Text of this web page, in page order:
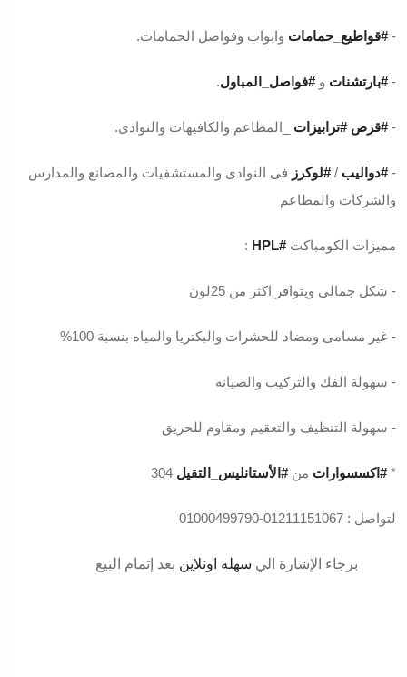
- #قواطيع_حمامات وابواب وفواصل الحمامات.
- #بارتشنات و #فواصل_المباول.
- #قرص #ترابيزات _المطاعم والكافيهات والنوادى.
- #دواليب / #لوكرز فى النوادى والمستشفيات والمصانع والمدارس
والشركات والمطاعم
مميزات الكومباكت #HPL
:
- شكل جمالى ويتوافر اكثر من 25لون
- غير مسامى ومضاد للحشرات والبكتريا والمياه بنسبة 100%
- سهولة الفك والتركيب والصيانه
- سهولة التنظيف والتعقيم ومقاوم للحريق
* #اكسسوارات من #الأستانليس_التقيل
لتواصل : 01211151067-01000499790
برجاء الإشارة الي سهله اونلاين بعد إتمام البيع